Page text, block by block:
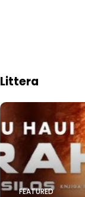
Littera
FEATURED